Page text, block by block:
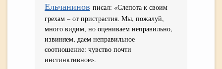
Ельчанинов писал: «Слепота к своим
грехам – от пристрастия. Мы, пожалуй,
много видим, но оцениваем неправильно,
извиняем, даем неправильное
соотношение: чувство почти
инстинктивное».